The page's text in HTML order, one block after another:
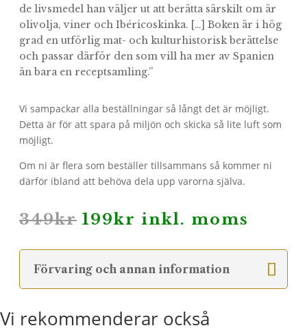
de livsmedel han väljer ut att berätta särskilt om är
olivolja, viner och Ibéricoskinka. […] Boken är i hög
grad en utförlig mat- och kulturhistorisk berättelse
och passar därför den som vill ha mer av Spanien
än bara en receptsamling.”
Vi sampackar alla beställningar så långt det är möjligt.
Detta är för att spara på miljön och skicka så lite luft som
möjligt.
Om ni är flera som beställer tillsammans så kommer ni
därför ibland att behöva dela upp varorna själva.
349kr Det
priset
var:
349kr.
199kr Det
priset
är:
199kr.
inkl. moms
Förvaring och annan information
Vi rekommenderar också